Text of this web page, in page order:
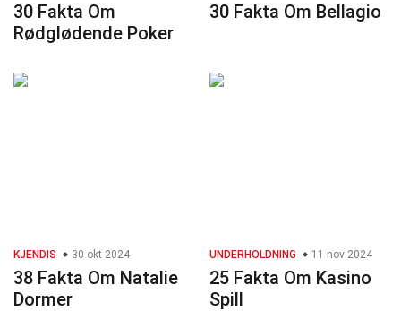
30 Fakta Om
Rødglødende Poker
30 Fakta Om Bellagio
KJENDIS 30 okt 2024
38 Fakta Om Natalie
Dormer
UNDERHOLDNING 11 nov 2024
25 Fakta Om Kasino
Spill